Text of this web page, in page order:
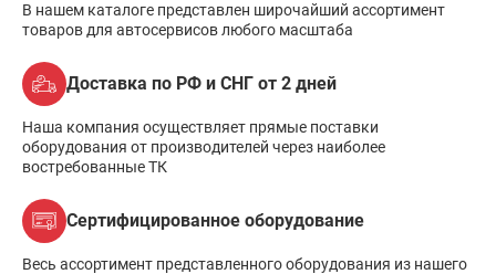
В нашем каталоге представлен широчайший ассортимент
товаров для автосервисов любого масштаба
Доставка по РФ и СНГ от 2 дней
Наша компания осуществляет прямые поставки
оборудования от производителей через наиболее
востребованные ТК
Сертифицированное оборудование
Весь ассортимент представленного оборудования из нашего